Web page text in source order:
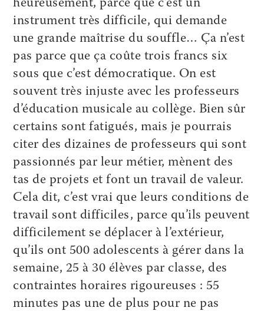
heureusement, parce que c’est un
instrument très difficile, qui demande
une grande maîtrise du souffle… Ça n’est
pas parce que ça coûte trois francs six
sous que c’est démocratique. On est
souvent très injuste avec les professeurs
d’éducation musicale au collège. Bien sûr
certains sont fatigués, mais je pourrais
citer des dizaines de professeurs qui sont
passionnés par leur métier, mènent des
tas de projets et font un travail de valeur.
Cela dit, c’est vrai que leurs conditions de
travail sont difficiles, parce qu’ils peuvent
difficilement se déplacer à l’extérieur,
qu’ils ont 500 adolescents à gérer dans la
semaine, 25 à 30 élèves par classe, des
contraintes horaires rigoureuses : 55
minutes pas une de plus pour ne pas